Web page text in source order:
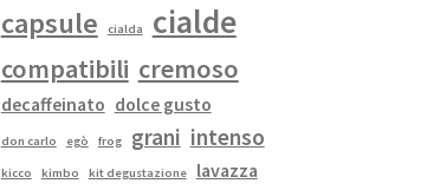
capsule cialda cialde
compatibili cremoso
decaffeinato dolce gusto
don carlo egò frog grani intenso
kicco kimbo kit degustazione lavazza